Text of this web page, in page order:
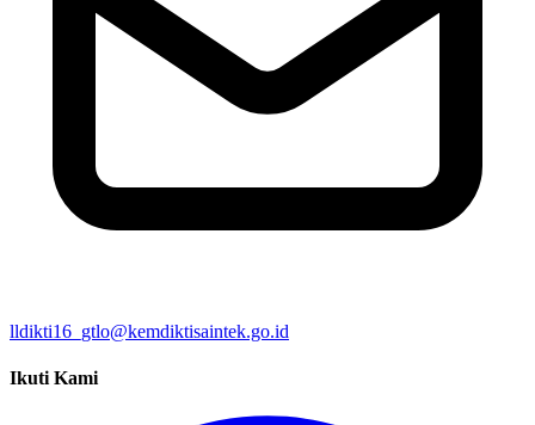
lldikti16_gtlo@kemdiktisaintek.go.id
Ikuti Kami